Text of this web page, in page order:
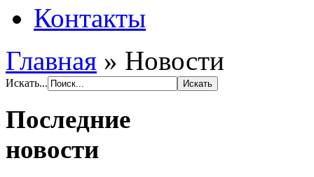
Контакты
Главная » Новости
Искать...
Последние
новости